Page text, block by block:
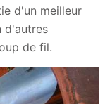
d'un meilleur
d'autres
de fil.